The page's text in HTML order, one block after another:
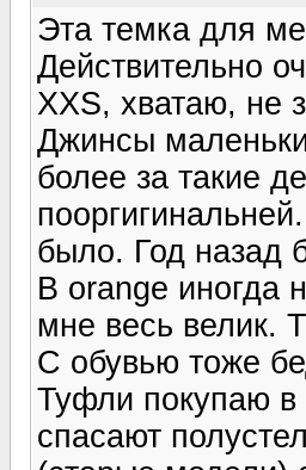
Эта темка для
Действительно
XXS, хватаю, не
Джинсы
более за такие
было. Год назад
В orange иногда
мне весь велик.
С обувью тоже
Туфли покупаю в
спасают